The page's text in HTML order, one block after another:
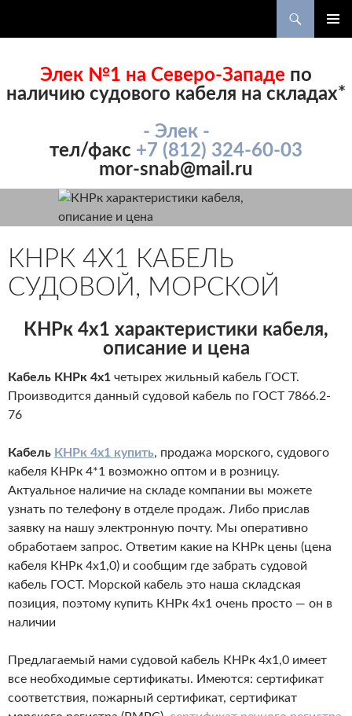
СОДЕРЖИМОМУ
Элек №1 на Северо-Западе по
наличию судового кабеля на складах*
- Элек -
тел/факс +7 (812) 324-60-03
mor-snab@mail.ru
КНРК 4Х1 КАБЕЛЬ
СУДОВОЙ, МОРСКОЙ
КНРк 4х1 характеристики кабеля,
описание и цена
Кабель КНРк 4х1 четырех жильный кабель ГОСТ.
Производится данный судовой кабель по ГОСТ 7866.2-
76
Кабель КНРк 4х1 купить, продажа морского, судового
кабеля КНРк 4*1 возможно оптом и в розницу.
Актуальное наличие на складе компании вы можете
узнать по телефону в отделе продаж. Либо прислав
заявку на нашу электронную почту. Мы оперативно
обработаем запрос. Ответим какие на КНРк цены (цена
кабеля КНРк 4х1,0) и сообщим где забрать судовой
кабель ГОСТ. Морской кабель это наша складская
позиция, поэтому купить КНРк 4х1 очень просто — он в
наличии
Предлагаемый нами судовой кабель КНРк 4х1,0 имеет
все необходимые сертификаты. Имеются: сертификат
соответствия, пожарный сертификат, сертификат